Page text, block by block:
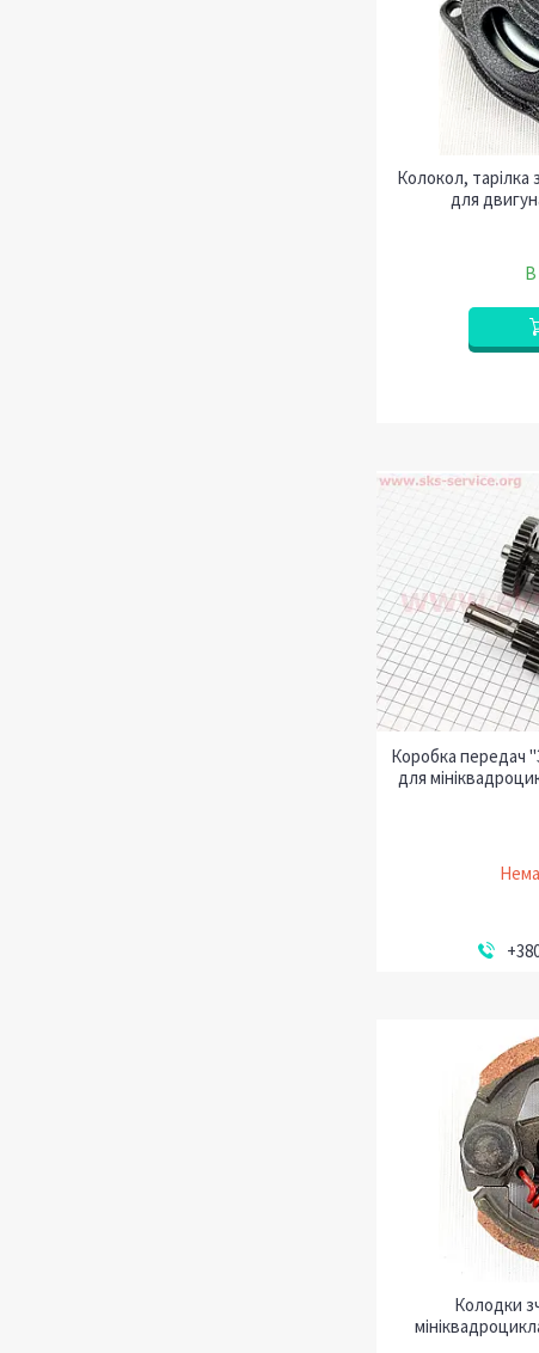
Колокол, тарілка
для
В
Коробка передач
для
Колодки